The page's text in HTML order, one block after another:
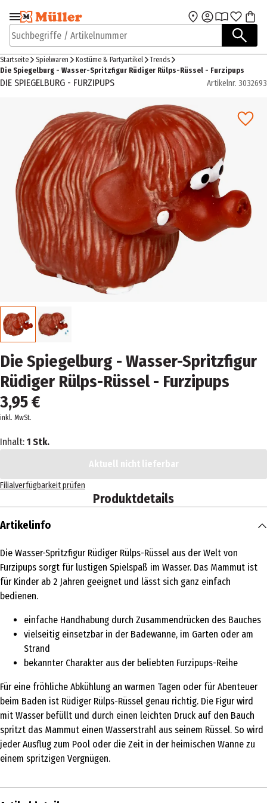
Zur Navigation
springen
Zum Hauptinhalt
Suchbegriffe / Artikelnummer
Startseite Spielwaren Kostüme & Partyartikel
Trends
Die Spiegelburg - Wasser-Spritzfigur Rüdiger Rülps-Rüssel - Furzipups
DIE SPIEGELBURG - FURZIPUPS Artikelnr. 3032693
Die Spiegelburg - Wasser-Spritzfigur
Rüdiger Rülps-Rüssel - Furzipups
3,95 €
inkl. MwSt.
Inhalt: 1 Stk.
Aktuell nicht lieferbar
Filialverfügbarkeit prüfen
Produktdetails
Artikelinfo
Die Wasser-Spritzfigur Rüdiger Rülps-Rüssel aus der Welt von
Furzipups sorgt für lustigen Spielspaß im Wasser. Das Mammut ist
für Kinder ab 2 Jahren geeignet und lässt sich ganz einfach
bedienen.
einfache Handhabung durch Zusammendrücken des Bauches
vielseitig einsetzbar in der Badewanne, im Garten oder am
Strand
bekannter Charakter aus der beliebten Furzipups-Reihe
Für eine fröhliche Abkühlung an warmen Tagen oder für Abenteuer
beim Baden ist Rüdiger Rülps-Rüssel genau richtig. Die Figur wird
mit Wasser befüllt und durch einen leichten Druck auf den Bauch
spritzt das Mammut einen Wasserstrahl aus seinem Rüssel. So wird
jeder Ausflug zum Pool oder die Zeit in der heimischen Wanne zu
einem spritzigen Vergnügen.